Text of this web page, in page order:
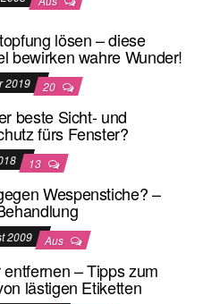
lösen – diese
bewirken wahre Wunder!
2019 20
beste Sicht- und
fürs Fenster?
13
Wespenstiche? –
2009 Aus
– Tipps zum
lästigen Etiketten